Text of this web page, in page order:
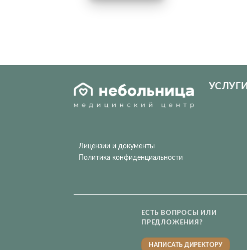
Лицензии и документы
Политика конфиденциальности
УСЛУГИ
ЕСТЬ ВОПРОСЫ ИЛИ
ПРЕДЛОЖЕНИЯ?
НАПИСАТЬ ДИРЕКТОРУ